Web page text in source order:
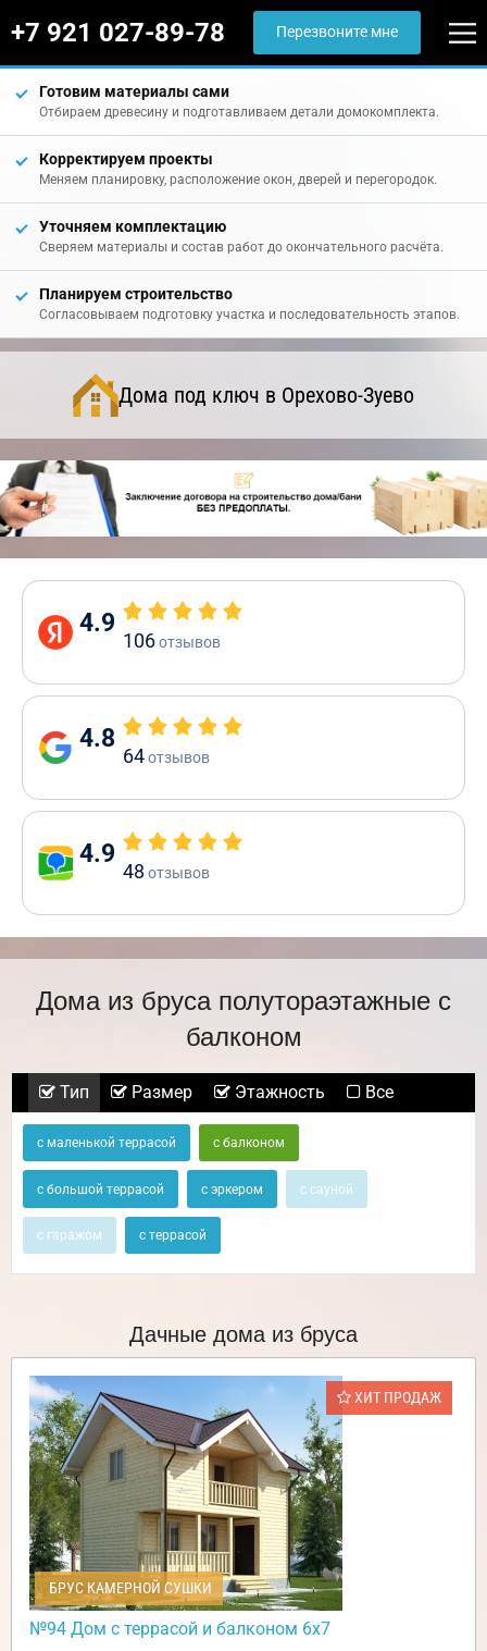
+7 921 027-89-78 Перезвоните мне
Готовим материалы сами
Отбираем древесину и подготавливаем детали домокомплекта.
Корректируем проекты
Меняем планировку, расположение окон, дверей и перегородок.
Уточняем комплектацию
Сверяем материалы и состав работ до окончательного расчёта.
Планируем строительство
Согласовываем подготовку участка и последовательность этапов.
Дома под ключ в Орехово-Зуево
4.9
106отзывов
4.8
64отзывов
4.9
48 отзывов
Дома из бруса полутораэтажные с
балконом
Тип Размер Этажность Все
с маленькой террасой с балконом
с большой террасой с эркером с сауной
с гаражом с террасой
Дачные дома из бруса
ХИТ ПРОДАЖ
БРУС КАМЕРНОЙ СУШКИ
№94 Дом с террасой и балконом 6х7